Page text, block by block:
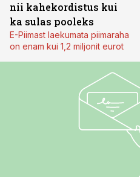
nii kahekordistus kui
ka sulas pooleks
E-Piimast laekumata piimaraha
on enam kui 1,2 miljonit eurot